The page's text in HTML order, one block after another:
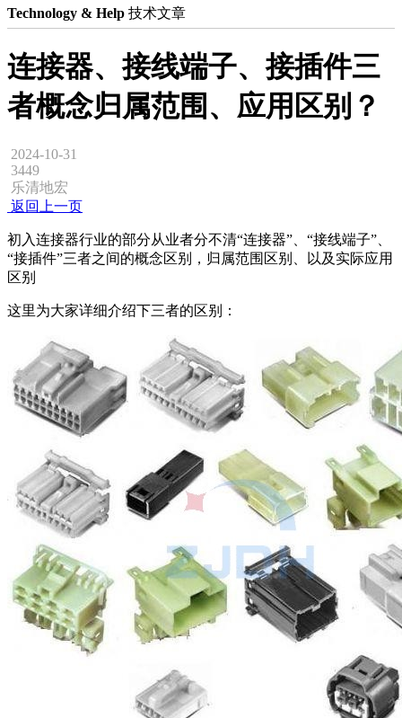
Technology & Help 技术文章
连接器、接线端子、接插件三
者概念归属范围、应用区别？
2024-10-31
3449
乐清地宏
返回上一页
初入连接器行业的部分从业者分不清“连接器”、“接线端子”、
“接插件”三者之间的概念区别，归属范围区别、以及实际应用
区别
这里为大家详细介绍下三者的区别：